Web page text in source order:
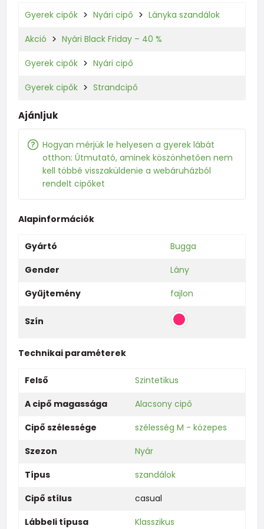
Gyerek cipők Nyári cipő Lányka szandálok
Akció Nyári Black Friday – 40 %
Gyerek cipők Nyári cipő
Gyerek cipők Strandcipő
Ajánljuk
Hogyan mérjük le helyesen a gyerek lábát
otthon: Útmutató, aminek köszönhetően nem
kell többé visszaküldenie a webáruházból
rendelt cipőket
Alapinformációk
Gyártó
Bugga
Gender
Lány
Gyűjtemény
fajlon
Szín
Technikai paraméterek
Felső
Szintetikus
A cipő magassága
Alacsony cipő
Cipő szélessége
szélesség M - közepes
Szezon
Nyár
Típus
szandálok
Cipő stílus
casual
Lábbeli típusa
Klasszikus